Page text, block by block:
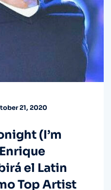
21, 2020
(I’m
el Latin
Top Artist